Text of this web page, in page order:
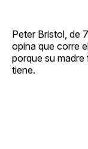
Peter Bristol, de
opina que corre
porque su
tiene.